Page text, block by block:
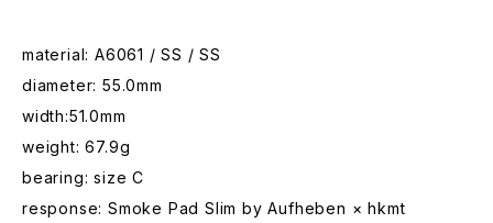
material: A6061 / SS / SS
diameter: 55.0mm
width:51.0mm
weight: 67.9g
bearing: size C
response: Smoke Pad Slim by Aufheben × hkmt